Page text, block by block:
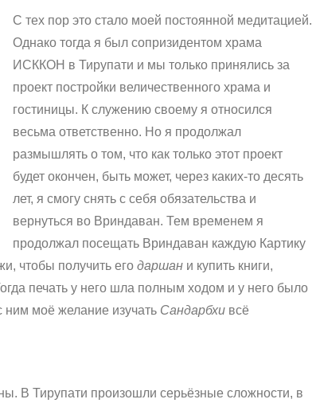
С тех пор это стало моей постоянной медитацией.
Однако тогда я был сопризидентом храма
ИСККОН в Тирупати и мы только принялись за
проект постройки величественного храма и
гостиницы. К служению своему я относился
весьма ответственно. Но я продолжал
размышлять о том, что как только этот проект
будет окончен, быть может, через каких-то десять
лет, я смогу снять с себя обязательства и
вернуться во Вриндаван. Тем временем я
продолжал посещать Вриндаван каждую Картику
чтобы получить его даршан и купить книги,
печать у него шла полным ходом и у него было
ним моё желание изучать Сандарбхи всё
В Тирупати произошли серьёзные сложности, в